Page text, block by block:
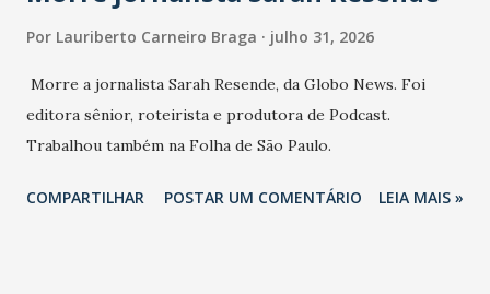
Por Lauriberto Carneiro Braga julho 31, 2026
Morre a jornalista Sarah Resende, da Globo News. Foi
editora sênior, roteirista e produtora de Podcast.
Trabalhou também na Folha de São Paulo.
COMPARTILHAR POSTAR UM COMENTÁRIO LEIA MAIS »